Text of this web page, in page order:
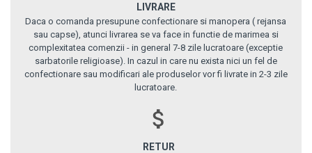
LIVRARE
Daca o comanda presupune confectionare si manopera ( rejansa
sau capse), atunci livrarea se va face in functie de marimea si
complexitatea comenzii - in general 7-8 zile lucratoare (exceptie
sarbatorile religioase). In cazul in care nu exista nici un fel de
confectionare sau modificari ale produselor vor fi livrate in 2-3 zile
lucratoare.
RETUR